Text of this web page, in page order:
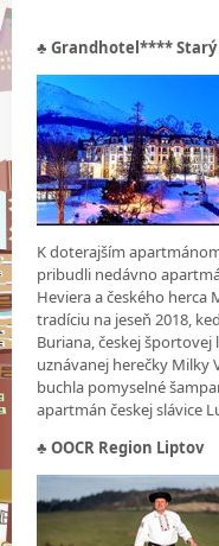
♣Grandhotel**** Starý
K doterajším
pribudli nedávno
Heviera a českého herca
tradíciu na jeseň 2018,
Buriana, českej
uznávanej herečky Milky
buchla pomyselné
apartmán českej slávice
♣ OOCR Region Liptov